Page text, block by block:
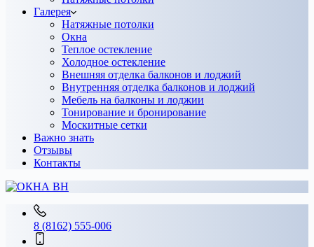
Галерея
Натяжные потолки
Окна
Теплое остекление
Холодное остекление
Внешняя отделка балконов и лоджий
Внутренняя отделка балконов и лоджий
Мебель на балконы и лоджии
Тонирование и бронирование
Москитные сетки
Важно знать
Отзывы
Контакты
8 (8162) 555-006